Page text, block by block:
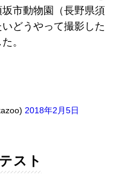
市動物園（長野県須
どうやって撮影した
。
2018年2月5日
スト